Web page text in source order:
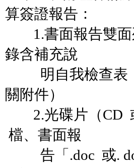
算簽證報告：
1.書面報告雙面
錄含補充說
明自我檢查表（
關附件）
2.光碟片（CD
檔、書面報
告「.doc 或.